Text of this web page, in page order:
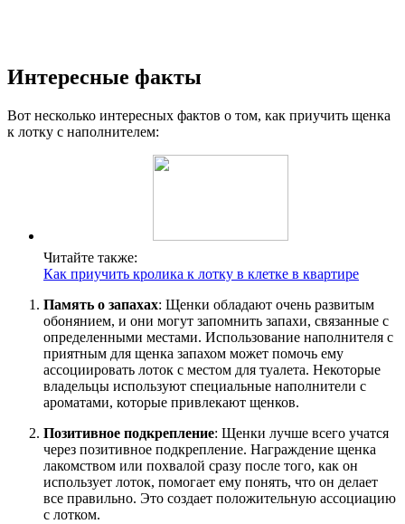
Интересные факты
Вот несколько интересных фактов о том, как приучить щенка
к лотку с наполнителем:
Читайте также:
Как приучить кролика к лотку в клетке в квартире
Память о запахах: Щенки обладают очень развитым
обонянием, и они могут запомнить запахи, связанные с
определенными местами. Использование наполнителя с
приятным для щенка запахом может помочь ему
ассоциировать лоток с местом для туалета. Некоторые
владельцы используют специальные наполнители с
ароматами, которые привлекают щенков.
Позитивное подкрепление: Щенки лучше всего учатся
через позитивное подкрепление. Награждение щенка
лакомством или похвалой сразу после того, как он
использует лоток, помогает ему понять, что он делает
все правильно. Это создает положительную ассоциацию
с лотком.